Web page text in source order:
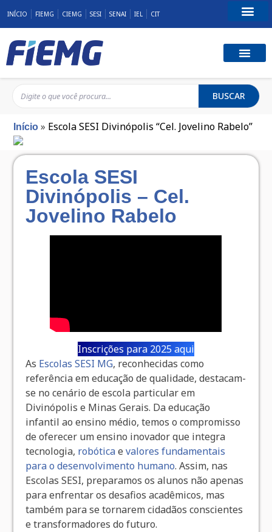
INÍCIO FIEMG CIEMG SESI SENAI IEL CIT
BUSCAR
Início » Escola SESI Divinópolis “Cel. Jovelino Rabelo”
Escola SESI
Divinópolis – Cel.
Jovelino Rabelo
Inscrições para 2025 aqui
As Escolas SESI MG, reconhecidas como
referência em educação de qualidade, destacam-
se no cenário de escola particular em
Divinópolis e Minas Gerais. Da educação
infantil ao ensino médio, temos o compromisso
de oferecer um ensino inovador que integra
tecnologia, robóticaevalores fundamentais
para o desenvolvimento humano. Assim, nas
Escolas SESI, preparamos os alunos não apenas
para enfrentar os desafios acadêmicos, mas
também para se tornarem cidadãos conscientes
e transformadores do futuro.